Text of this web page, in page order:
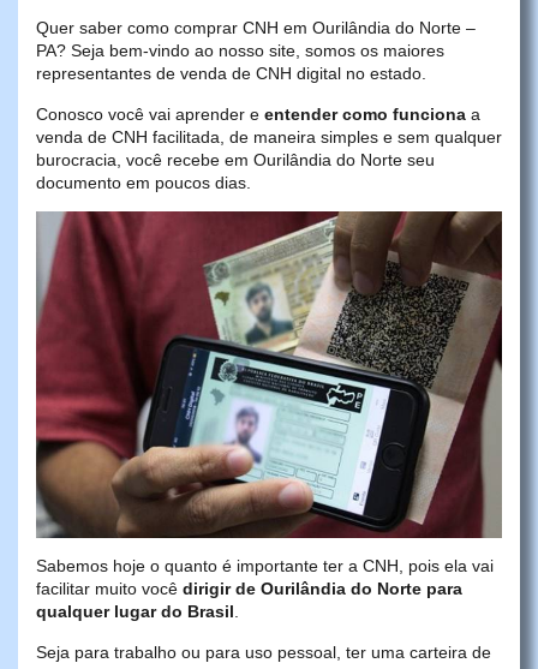
Quer saber como comprar CNH em Ourilândia do Norte –
PA? Seja bem-vindo ao nosso site, somos os maiores
representantes de venda de CNH digital no estado.
Conosco você vai aprender e entender como funciona a
venda de CNH facilitada, de maneira simples e sem qualquer
burocracia, você recebe em Ourilândia do Norte seu
documento em poucos dias.
Sabemos hoje o quanto é importante ter a CNH, pois ela vai
facilitar muito você dirigir de Ourilândia do Norte para
qualquer lugar do Brasil.
Seja para trabalho ou para uso pessoal, ter uma carteira de